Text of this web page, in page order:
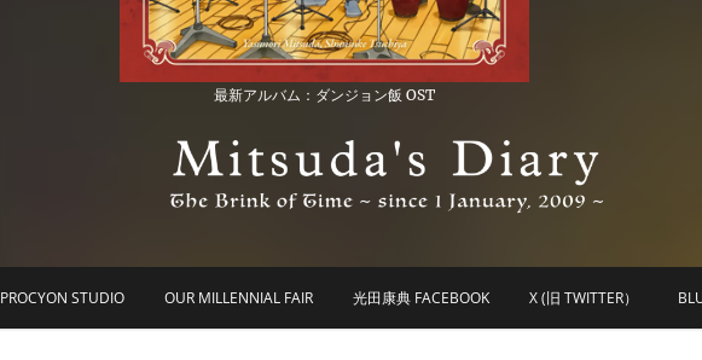
最新アルバム：ダンジョン飯 OST
Mitsuda's Diary
PROCYON STUDIO OUR MILLENNIAL FAIR 光田康典 FACEBOOK X (旧 TWITTER）